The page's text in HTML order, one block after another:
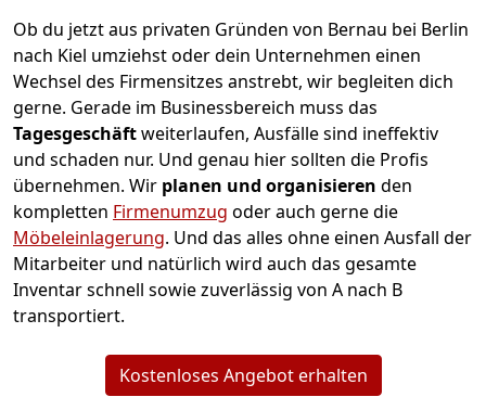
Ob du jetzt aus privaten Gründen von Bernau bei Berlin
nach Kiel umziehst oder dein Unternehmen einen
Wechsel des Firmensitzes anstrebt, wir begleiten dich
gerne. Gerade im Businessbereich muss das
Tagesgeschäftweiterlaufen, Ausfälle sind ineffektiv
und schaden nur. Und genau hier sollten die Profis
übernehmen. Wir planen und organisieren den
kompletten Firmenumzug oder auch gerne die
Möbeleinlagerung. Und das alles ohne einen Ausfall der
Mitarbeiter und natürlich wird auch das gesamte
Inventar schnell sowie zuverlässig von A nach B
transportiert.
Kostenloses Angebot erhalten